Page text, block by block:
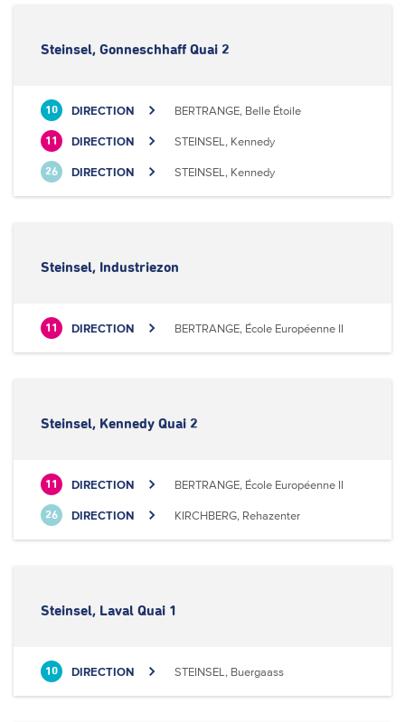
Steinsel, Gonneschhaff Quai 2
10 DIRECTION BERTRANGE, Belle Étoile
11 DIRECTION STEINSEL, Kennedy
26 DIRECTION STEINSEL, Kennedy
Steinsel, Industriezon
11 DIRECTION BERTRANGE, École Européenne II
Steinsel, Kennedy Quai 2
11 DIRECTION BERTRANGE, École Européenne II
26 DIRECTION KIRCHBERG, Rehazenter
Steinsel, Laval Quai 1
10 DIRECTION STEINSEL, Buergaass